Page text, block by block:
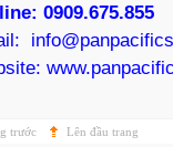
0909.675.855
www.
trước Lên đầu trang